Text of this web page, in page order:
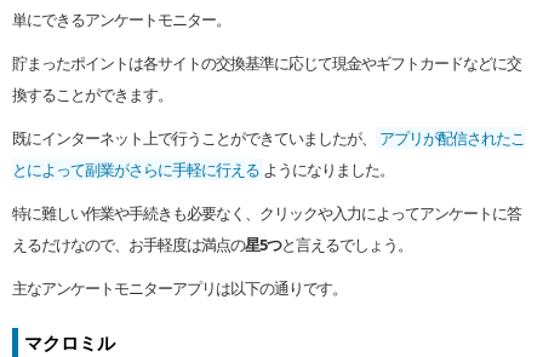
単にできるアンケートモニター。
貯まったポイントは各サイトの交換基準に応じて現金やギフトカードなどに交
換することができます。
既にインターネット上で行うことができていましたが、
アプリが配信されたこ
とによって副業がさらに手軽に行える ようになりました。
特に難しい作業や手続きも必要なく、クリックや入力によってアンケートに答
えるだけなので、お手軽度は満点の星5つと言えるでしょう。
主なアンケートモニターアプリは以下の通りです。
マクロミル